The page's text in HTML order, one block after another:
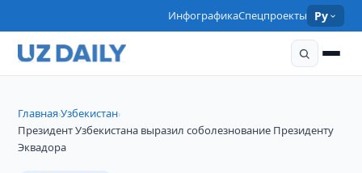
ИнфографикаСпецпроекты Ру
Главная›Узбекистан›
Президент Узбекистана выразил соболезнование Президенту
Эквадора